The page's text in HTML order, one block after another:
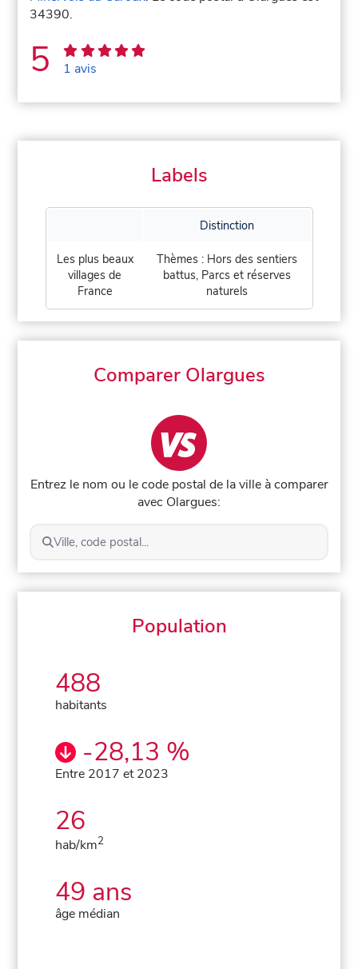
34390.
5 1 avis
Labels
Distinction
Les plus beaux
villages de
France
Thèmes : Hors des sentiers
battus, Parcs et réserves
naturels
Comparer Olargues
Entrez le nom ou le code postal de la ville à comparer
avec Olargues:
Ville, code postal...
Population
488
habitants
-28,13 %
Entre 2017 et 2023
26
hab/km2
49 ans
âge médian